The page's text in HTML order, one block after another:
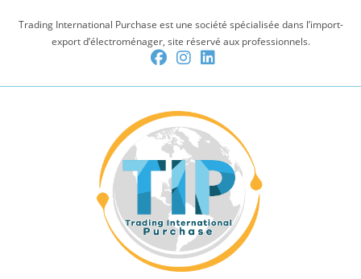
Trading International Purchase est une société spécialisée dans l’import-
export d’électroménager, site réservé aux professionnels.